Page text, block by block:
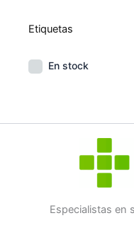
Etiquetas
En stock
Especialistas en